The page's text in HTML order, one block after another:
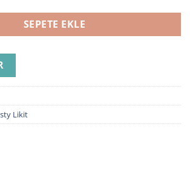
SEPETE EKLE
Likit